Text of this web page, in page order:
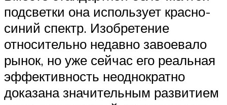
подсветки она использует красно-
синий спектр. Изобретение
относительно недавно завоевало
рынок, но уже сейчас его реальная
эффективность неоднократно
доказана значительным развитием